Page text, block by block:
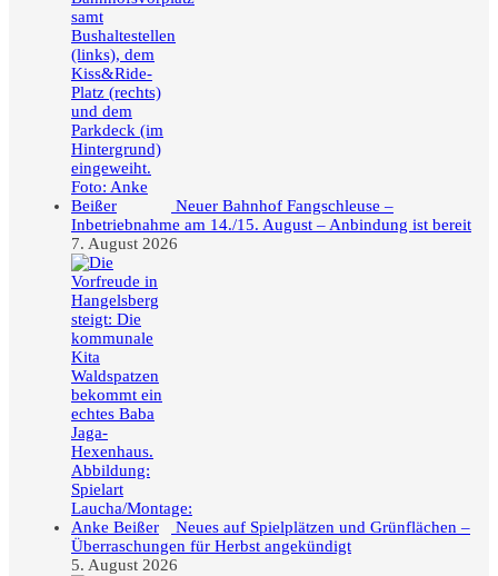
Neuer Bahnhof Fangschleuse –
Inbetriebnahme am 14./15. August – Anbindung ist bereit
7. August 2026
Neues auf Spielplätzen und Grünflächen –
Überraschungen für Herbst angekündigt
5. August 2026